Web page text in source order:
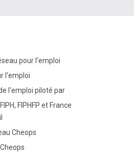
pour l’emploi
l'emploi piloté par
Cheops